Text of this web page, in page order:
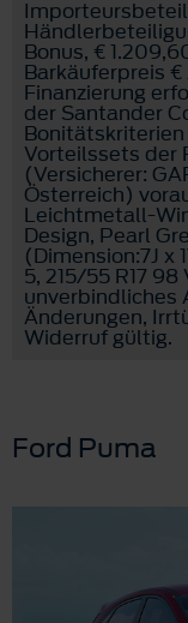
Bonus, €
Barkäuferpreis
Finanzierung
der Santander
Vorteilssets der
(Versicherer:
Österreich)
Leichtmetall-
Design, Pearl
(Dimension:7J x
5, 215/55 R17
unverbindliches
Änderungen,
Widerruf gültig.
Ford Puma